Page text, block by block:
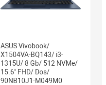
ASUS Vivobook/
X1504VA-BQ143/ i3-
1315U/ 8 Gb/ 512 NVMe/
15.6" FHD/ Dos/
90NB10J1-M049M0